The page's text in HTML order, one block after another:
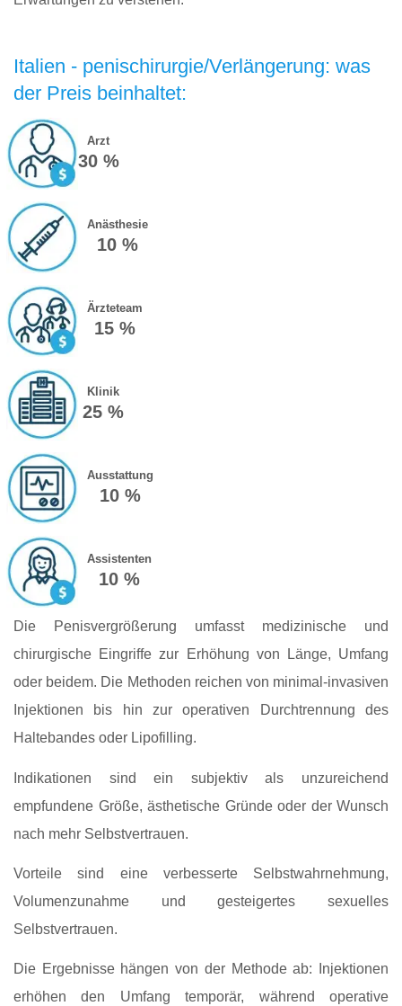
Italien - penischirurgie/Verlängerung: was
der Preis beinhaltet:
Arzt
30 %
Anästhesie
10 %
Ärzteteam
15 %
Klinik
25 %
Ausstattung
10 %
Assistenten
10 %
Die Penisvergrößerung umfasst medizinische und
chirurgische Eingriffe zur Erhöhung von Länge, Umfang
oder beidem. Die Methoden reichen von minimal-invasiven
Injektionen bis hin zur operativen Durchtrennung des
Haltebandes oder Lipofilling.
Indikationen sind ein subjektiv als unzureichend
empfundene Größe, ästhetische Gründe oder der Wunsch
nach mehr Selbstvertrauen.
Vorteile sind eine verbesserte Selbstwahrnehmung,
Volumenzunahme und gesteigertes sexuelles
Selbstvertrauen.
Die Ergebnisse hängen von der Methode ab: Injektionen
erhöhen den Umfang temporär, während operative